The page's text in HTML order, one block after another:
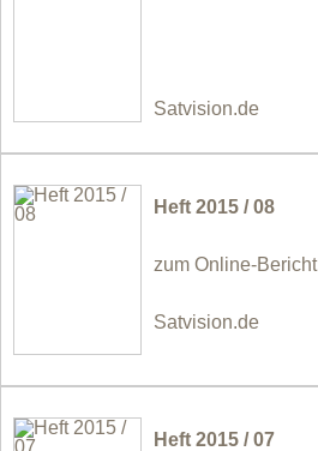
Satvision.de
Heft 2015 / 08
zum Online-Bericht
Satvision.de
Heft 2015 / 07